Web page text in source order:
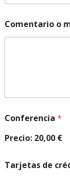
Comentario o
Conferencia *
Precio: 20,00 €
e
Tarjetas de